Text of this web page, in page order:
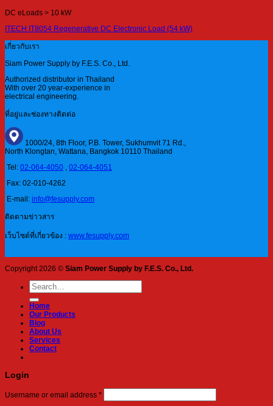
DC eLoads > 10 kW
ITECH IT8054 Regenerative DC Electronic Load (54 kW)
เกี่ยวกับเรา
Siam Power Supply by F.E.S. Co., Ltd.
Authorized distributor in Thailand
With over 20 year-experience in
electrical engineering.
ที่อยู่และช่องทางติดต่อ
1000/24, 8th Floor, P.B. Tower, Sukhumvit 71 Rd.,
North Klongtan, Wattana, Bangkok 10110 Thailand
Tel: 02-064-4050 , 02-064-4051
Fax: 02-010-4262
E-mail: info@fesupply.com
ติดตามข่าวสาร
เว็บไซต์ที่เกี่ยวข้อง : www.fesupply.com
Copyright 2026 © Siam Power Supply by F.E.S. Co., Ltd.
Search
for:
Home
Our Products
Blog
About Us
Services
Contact
Login
Username or email address *Required